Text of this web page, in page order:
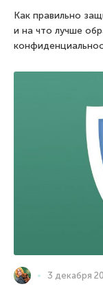
Как правильно
и на что лучше
3 декабря